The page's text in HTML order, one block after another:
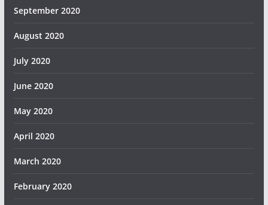
September 2020
August 2020
July 2020
June 2020
May 2020
April 2020
March 2020
February 2020